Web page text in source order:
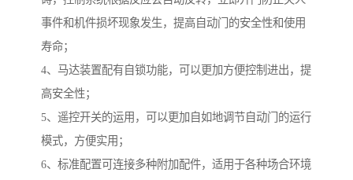
事件和机件损坏现象发生，提高自动门的安全性和使用
寿命；
4、马达装置配有自锁功能，可以更加方便控制进出，提
高安全性；
5、遥控开关的运用，可以更加自如地调节自动门的运行
模式，方便实用；
6、标准配置可连接多种附加配件，适用于各种场合环境